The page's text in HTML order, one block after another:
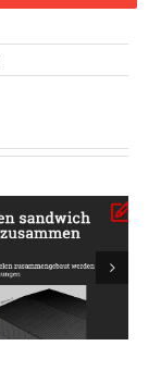
Wie viele
sandwich
paneelen können
in einen LKW
geladen werden?